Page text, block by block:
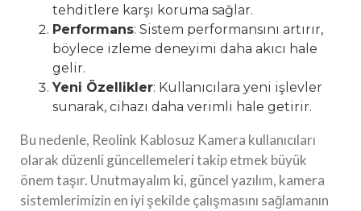
tehditlere karşı koruma sağlar.
Performans: Sistem performansını artırır,
böylece izleme deneyimi daha akıcı hale
gelir.
Yeni Özellikler: Kullanıcılara yeni işlevler
sunarak, cihazı daha verimli hale getirir.
Bu nedenle, Reolink Kablosuz Kamera kullanıcıları
olarak düzenli güncellemeleri takip etmek büyük
önem taşır. Unutmayalım ki, güncel yazılım, kamera
sistemlerimizin en iyi şekilde çalışmasını sağlamanın